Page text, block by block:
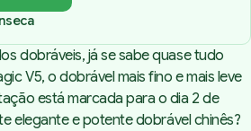
dobráveis, já se sabe quase tudo
V5, o dobrável mais fino e mais leve
está marcada para o dia 2 de
elegante e potente dobrável chinês?